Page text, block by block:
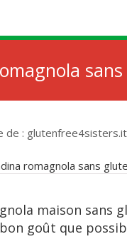
de : glutenfree4sisters.it
maison sans
goût que